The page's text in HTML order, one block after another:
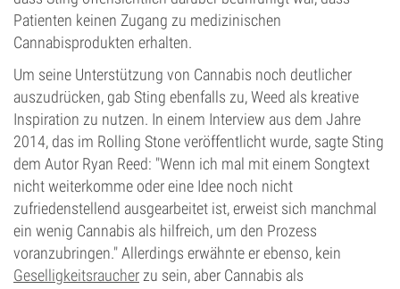
Patienten keinen Zugang zu medizinischen
Cannabisprodukten erhalten.
Um seine Unterstützung von Cannabis noch deutlicher
auszudrücken, gab Sting ebenfalls zu, Weed als kreative
Inspiration zu nutzen. In einem Interview aus dem Jahre
2014, das im Rolling Stone veröffentlicht wurde, sagte Sting
dem Autor Ryan Reed: "Wenn ich mal mit einem Songtext
nicht weiterkomme oder eine Idee noch nicht
zufriedenstellend ausgearbeitet ist, erweist sich manchmal
ein wenig Cannabis als hilfreich, um den Prozess
voranzubringen." Allerdings erwähnte er ebenso, kein
Geselligkeitsraucher zu sein, aber Cannabis als